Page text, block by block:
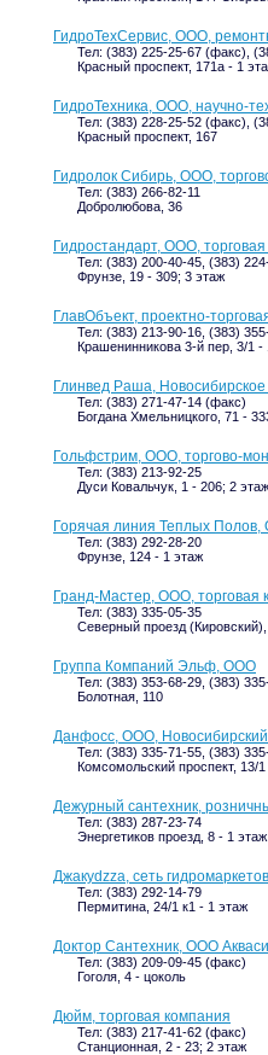
ГидроТехСервис, ООО,
Тел: (383) 225-25-67 (факс),
Красный проспект, 171а - 1
ГидроТехника, ООО, научно-
Тел: (383) 228-25-52 (факс),
Красный проспект, 167
Гидролок Сибирь, ООО,
Тел: (383) 266-82-11
Добролюбова, 36
Гидростандарт, ООО,
Тел: (383) 200-40-45, (383)
Фрунзе, 19 - 309; 3 этаж
ГлавОбъект, проектно-
Тел: (383) 213-90-16, (383)
Крашенинникова 3-й пер, 3/1 -
Глинвед Раша, Новосибирское
Тел: (383) 271-47-14 (факс)
Богдана Хмельницкого, 71 -
Гольфстрим, ООО, торгово-
Тел: (383) 213-92-25
Дуси Ковальчук, 1 - 206; 2 этаж
Горячая линия Теплых
Тел: (383) 292-28-20
Фрунзе, 124 - 1 этаж
Гранд-Мастер, ООО, торговая
Тел: (383) 335-05-35
Северный проезд
Группа Компаний Эльф, ООО
Тел: (383) 353-68-29, (383)
Болотная, 110
Данфосс, ООО,
Тел: (383) 335-71-55, (383)
Комсомольский проспект, 13/
Дежурный сантехник,
Тел: (383) 287-23-74
Энергетиков проезд, 8 - 1
Джакуdzza, сеть
Тел: (383) 292-14-79
Пермитина, 24/1 к1 - 1 этаж
Доктор Сантехник, ООО
Тел: (383) 209-09-45 (факс)
Гоголя, 4 - цоколь
Дюйм, торговая компания
Тел: (383) 217-41-62 (факс)
Станционная, 2 - 23; 2 этаж